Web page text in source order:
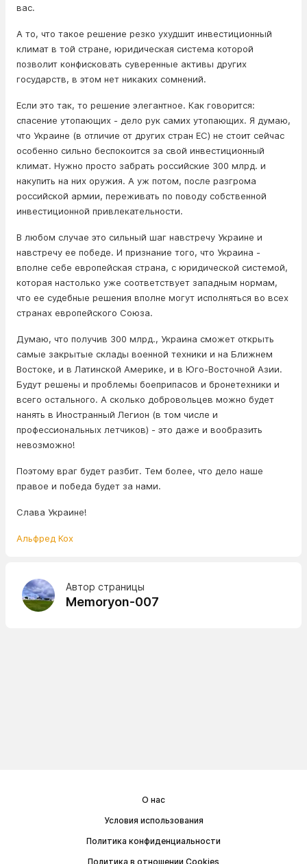
вас.
А то, что такое решение резко ухудшит инвестиционный
климат в той стране, юридическая система которой
позволит конфисковать суверенные активы других
государств, в этом нет никаких сомнений.
Если это так, то решение элегантное. Как говорится:
спасение утопающих - дело рук самих утопающих. Я думаю,
что Украине (в отличие от других стран ЕС) не стоит сейчас
особенно сильно беспокоится за свой инвестиционный
климат. Нужно просто забрать российские 300 млрд. и
накупить на них оружия. А уж потом, после разгрома
российской армии, переживать по поводу собственной
инвестиционной привлекательности.
В любом случае это сильный шаг навстречу Украине и
навстречу ее победе. И признание того, что Украина -
вполне себе европейская страна, с юридической системой,
которая настолько уже соответствует западным нормам,
что ее судебные решения вполне могут исполняться во всех
странах европейского Союза.
Думаю, что получив 300 млрд., Украина сможет открыть
самые закрытые склады военной техники и на Ближнем
Востоке, и в Латинской Америке, и в Юго-Восточной Азии.
Будут решены и проблемы боеприпасов и бронетехники и
всего остального. А сколько добровольцев можно будет
нанять в Иностранный Легион (в том числе и
профессиональных летчиков) - это даже и вообразить
невозможно!
Поэтому враг будет разбит. Тем более, что дело наше
правое и победа будет за нами.
Слава Украине!
Альфред Кох
Автор страницы
Memoryon-007
О нас
Условия использования
Политика конфиденциальности
Политика в отношении Cookies